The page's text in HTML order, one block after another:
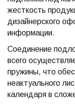
жесткость
дизайнерского
информации.
Соединение
всего
пружины, что
неактуального
календаря в